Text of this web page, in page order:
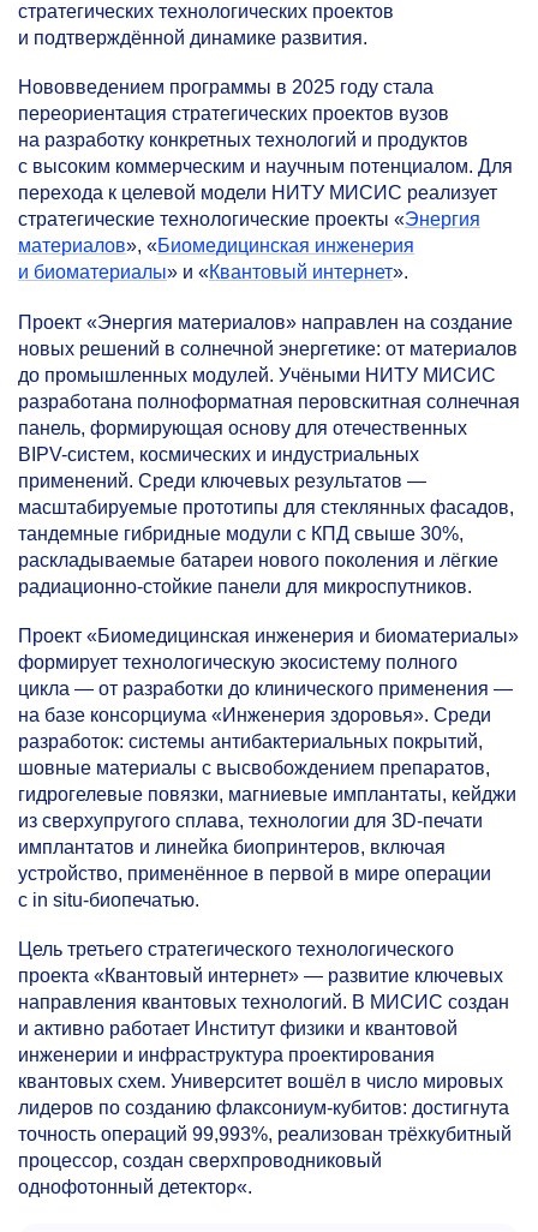
стратегических технологических проектов
и подтверждённой динамике развития.
Нововведением программы в 2025 году стала
переориентация стратегических проектов вузов
на разработку конкретных технологий и продуктов
с высоким коммерческим и научным потенциалом. Для
перехода к целевой модели НИТУ МИСИС реализует
стратегические технологические проекты «Энергия
материалов», «Биомедицинская инженерия
и биоматериалы» и «Квантовый интернет».
Проект «Энергия материалов» направлен на создание
новых решений в солнечной энергетике: от материалов
до промышленных модулей. Учёными НИТУ МИСИС
разработана полноформатная перовскитная солнечная
панель, формирующая основу для отечественных
BIPV-систем, космических и индустриальных
применений. Среди ключевых результатов —
масштабируемые прототипы для стеклянных фасадов,
тандемные гибридные модули с КПД свыше 30%,
раскладываемые батареи нового поколения и лёгкие
радиационно-стойкие панели для микроспутников.
Проект «Биомедицинская инженерия и биоматериалы»
формирует технологическую экосистему полного
цикла — от разработки до клинического применения —
на базе консорциума «Инженерия здоровья». Среди
разработок: системы антибактериальных покрытий,
шовные материалы с высвобождением препаратов,
гидрогелевые повязки, магниевые имплантаты, кейджи
из сверхупругого сплава, технологии для 3D-печати
имплантатов и линейка биопринтеров, включая
устройство, применённое в первой в мире операции
с in situ-биопечатью.
Цель третьего стратегического технологического
проекта «Квантовый интернет» — развитие ключевых
направления квантовых технологий. В МИСИС создан
и активно работает Институт физики и квантовой
инженерии и инфраструктура проектирования
квантовых схем. Университет вошёл в число мировых
лидеров по созданию флаксониум-кубитов: достигнута
точность операций 99,993%, реализован трёхкубитный
процессор, создан сверхпроводниковый
однофотонный детектор«.